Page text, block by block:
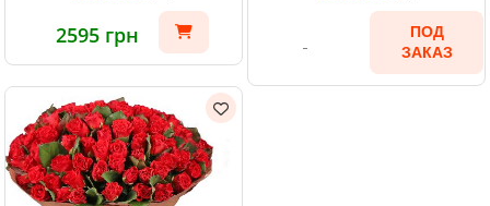
2595 грн
ПОД
ЗАКАЗ